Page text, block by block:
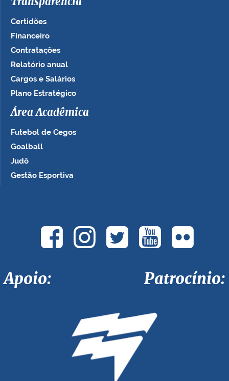
Transparência
Certidões
Financeiro
Contratações
Relatório anual
Cargos e Salários
Plano Estratégico
Área Acadêmica
Futebol de Cegos
Goalball
Judô
Gestão Esportiva
Apoio: Patrocínio: